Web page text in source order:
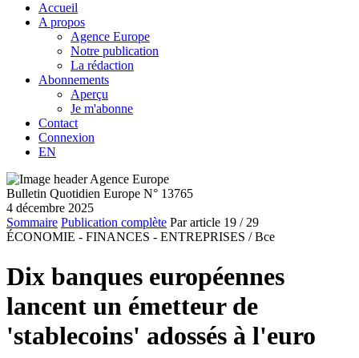
Accueil
A propos
Agence Europe
Notre publication
La rédaction
Abonnements
Aperçu
Je m'abonne
Contact
Connexion
EN
Bulletin Quotidien Europe N° 13765
4 décembre 2025
Sommaire Publication complète Par article 19 / 29
ÉCONOMIE - FINANCES - ENTREPRISES / Bce
Dix banques européennes
lancent un émetteur de
'stablecoins' adossés à l'euro